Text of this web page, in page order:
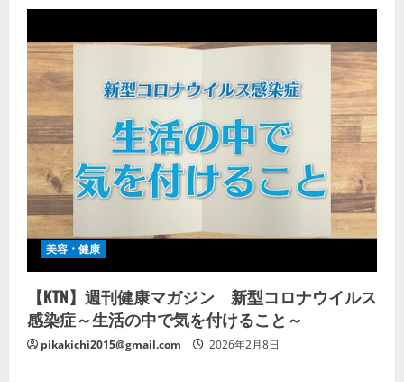
美容・健康
【KTN】週刊健康マガジン 新型コロナウイルス
感染症～生活の中で気を付けること～
pikakichi2015@gmail.com 2026年2月8日